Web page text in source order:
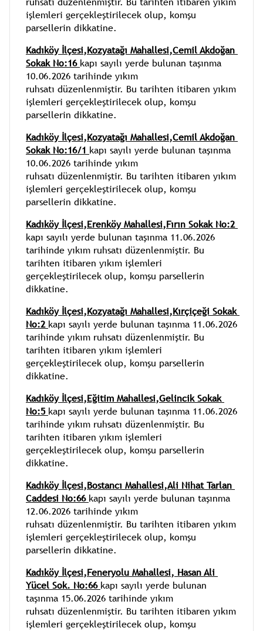
işlemleri gerçekleştirilecek olup, komşu
parsellerin dikkatine.
Kadıköy İlçesi,Kozyatağı Mahallesi,Cemil Akdoğan
Sokak No:16 kapı sayılı yerde bulunan taşınma
10.06.2026 tarihinde yıkım
ruhsatı düzenlenmiştir. Bu tarihten itibaren yıkım
işlemleri gerçekleştirilecek olup, komşu
parsellerin dikkatine.
Kadıköy İlçesi,Kozyatağı Mahallesi,Cemil Akdoğan
Sokak No:16/1 kapı sayılı yerde bulunan taşınma
10.06.2026 tarihinde yıkım
ruhsatı düzenlenmiştir. Bu tarihten itibaren yıkım
işlemleri gerçekleştirilecek olup, komşu
parsellerin dikkatine.
Kadıköy İlçesi,Erenköy Mahallesi,Fırın Sokak No:2
kapı sayılı yerde bulunan taşınma 11.06.2026
tarihinde yıkım ruhsatı düzenlenmiştir. Bu
tarihten itibaren yıkım işlemleri
gerçekleştirilecek olup, komşu parsellerin
dikkatine.
Kadıköy İlçesi,Kozyatağı Mahallesi,Kırçiçeği Sokak
No:2 kapı sayılı yerde bulunan taşınma 11.06.2026
tarihinde yıkım ruhsatı düzenlenmiştir. Bu
tarihten itibaren yıkım işlemleri
gerçekleştirilecek olup, komşu parsellerin
dikkatine.
Kadıköy İlçesi,Eğitim Mahallesi,Gelincik Sokak
No:5 kapı sayılı yerde bulunan taşınma 11.06.2026
tarihinde yıkım ruhsatı düzenlenmiştir. Bu
tarihten itibaren yıkım işlemleri
gerçekleştirilecek olup, komşu parsellerin
dikkatine.
Kadıköy İlçesi,Bostancı Mahallesi,Ali Nihat Tarlan
Caddesi No:66 kapı sayılı yerde bulunan taşınma
12.06.2026 tarihinde yıkım
ruhsatı düzenlenmiştir. Bu tarihten itibaren yıkım
işlemleri gerçekleştirilecek olup, komşu
parsellerin dikkatine.
Kadıköy İlçesi,Feneryolu Mahallesi, Hasan Ali
Yücel Sok. No:66 kapı sayılı yerde bulunan
taşınma 15.06.2026 tarihinde yıkım
ruhsatı düzenlenmiştir. Bu tarihten itibaren yıkım
işlemleri gerçekleştirilecek olup, komşu